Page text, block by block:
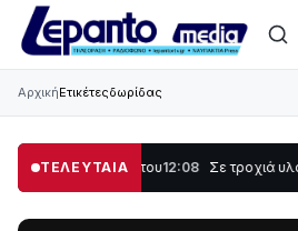
ΑρχικήΕτικέτεςδωρίδας
ΤΕΛΕΥΤΑΙΑ
Ναυπάκτου12:08 Σε τροχιά